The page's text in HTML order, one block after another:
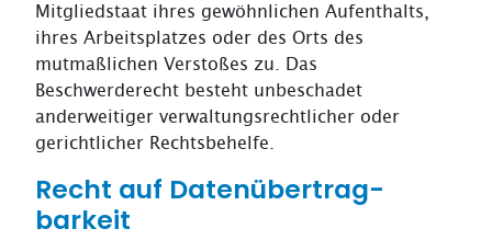
Mitgliedstaat ihres gewöhnlichen Aufenthalts,
ihres Arbeitsplatzes oder des Orts des
mutmaßlichen Verstoßes zu. Das
Beschwerderecht besteht unbeschadet
anderweitiger verwaltungsrechtlicher oder
gerichtlicher Rechtsbehelfe.
Recht auf Daten­übertrag­
barkeit